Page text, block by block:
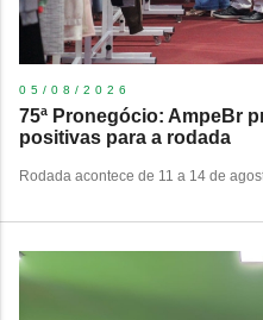
05/08/2026
75ª Pronegócio: AmpeBr
positivas para a rodada
Rodada acontece de 11 a 14 de